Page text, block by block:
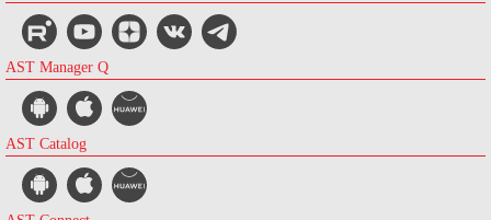
AST Manager Q
AST Catalog